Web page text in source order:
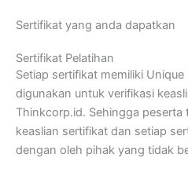
Sertifikat yang anda dapatkan
Sertifikat Pelatihan
Setiap sertifikat memiliki
digunakan untuk verifikasi
Thinkcorp.id. Sehingga peserta
keaslian sertifikat dan setiap
dengan oleh pihak yang tidak